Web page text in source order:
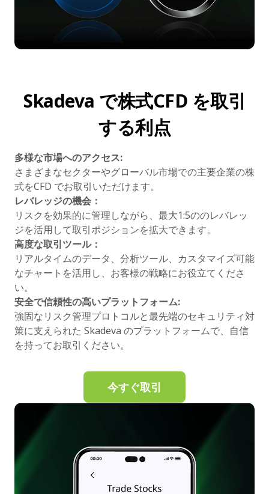
Skadeva で株式CFD を取引
する利点
多様な市場へのアクセス:
さまざまなセクターやグローバル市場での主要企業の株
式をCFD でお取引いただけます。
レバレッジの機会：
リスクを効果的に管理しながら、最大1:5ののレバレッ
ジを活用して取引ポジションを拡大できます。
高度な取引ツール：
リアルタイムのデータ、分析ツール、カスタマイズ可能
なチャートを活用し、お客様の戦略にお役立てくださ
い。
安全で信頼性の高いプラットフォーム:
強固なリスク管理プロトコルと最先端のセキュリティ対
策に支えられた Skadeva のプラットフォームで、自信
を持ってお取引ください。
今すぐ取引